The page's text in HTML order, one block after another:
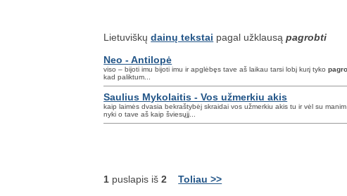
Lietuviškųdainų tekstai pagal užklausąpagrobti
Neo - Antilopė
viso – bijoti imu bijoti imu ir apglėbęs tave aš laikau tarsi lobį kurį tyko
kad paliktum...
Saulius Mykolaitis - Vos užmerkiu akis
kaip laimės dvasia bekraštybėj skraidai vos užmerkiu akis tu ir vėl su
nyki o tave aš kaip šviesųjį...
1 puslapis iš2 Toliau >>